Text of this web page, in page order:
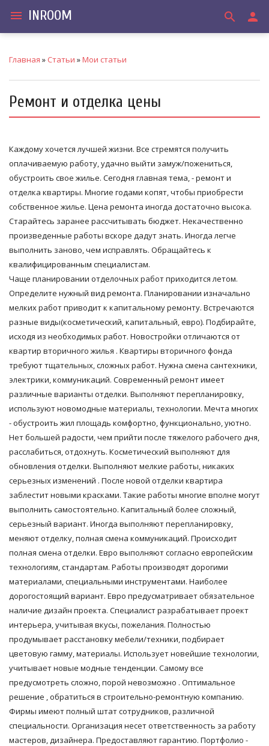
menu INROOM search person
Главная » Статьи »Мои статьи
Ремонт и отделка цены
Каждому хочется лучшей жизни. Все стремятся получить
оплачиваемую работу, удачно выйти замуж/пожениться,
обустроить свое жилье. Сегодня главная тема, - ремонт и
отделка квартиры. Многие годами копят, чтобы приобрести
собственное жилье. Цена ремонта иногда достаточно высока.
Старайтесь заранее рассчитывать бюджет. Некачественно
произведенные работы вскоре дадут знать. Иногда легче
выполнить заново, чем исправлять. Обращайтесь к
квалифицированным специалистам.
Чаще планировании отделочных работ приходится летом.
Определите нужный вид ремонта. Планировании изначально
мелких работ приводит к капитальному ремонту. Встречаются
разные виды(косметический, капитальный, евро). Подбирайте,
исходя из необходимых работ. Новостройки отличаются от
квартир вторичного жилья . Квартиры вторичного фонда
требуют тщательных, сложных работ. Нужна смена сантехники,
электрики, коммуникаций. Современный ремонт имеет
различные варианты отделки. Выполняют перепланировку,
используют новомодные материалы, технологии. Мечта многих
- обустроить жил площадь комфортно, функционально, уютно.
Нет большей радости, чем прийти после тяжелого рабочего дня,
расслабиться, отдохнуть. Косметический выполняют для
обновления отделки. Выполняют мелкие работы, никаких
серьезных изменений . После новой отделки квартира
заблестит новыми красками. Такие работы многие вполне могут
выполнить самостоятельно. Капитальный более сложный,
серьезный вариант. Иногда выполняют перепланировку,
меняют отделку, полная смена коммуникаций. Происходит
полная смена отделки. Евро выполняют согласно европейским
технологиям, стандартам. Работы производят дорогими
материалами, специальными инструментами. Наиболее
дорогостоящий вариант. Евро предусматривает обязательное
наличие дизайн проекта. Специалист разрабатывает проект
интерьера, учитывая вкусы, пожелания. Полностью
продумывает расстановку мебели/техники, подбирает
цветовую гамму, материалы. Использует новейшие технологии,
учитывает новые модные тенденции. Самому все
предусмотреть сложно, порой невозможно . Оптимальное
решение , обратиться в строительно-ремонтную компанию.
Фирмы имеют полный штат сотрудников, различной
специальности. Организация несет ответственность за работу
мастеров, дизайнера. Предоставляют гарантию. Портфолио -